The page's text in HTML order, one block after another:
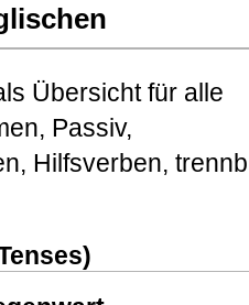
Übersicht für alle
Passiv,
Hilfsverben,